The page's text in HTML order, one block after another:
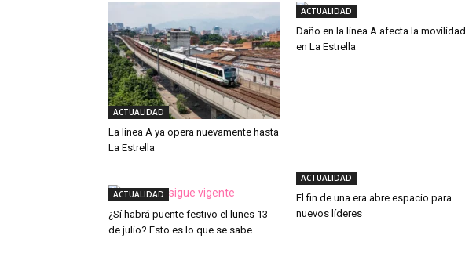
ACTUALIDAD
La línea A ya opera nuevamente hasta
La Estrella
ACTUALIDAD
Daño en la línea A afecta la movilidad
en La Estrella
ACTUALIDAD
¿Sí habrá puente festivo el lunes 13
de julio? Esto es lo que se sabe
ACTUALIDAD
El fin de una era abre espacio para
nuevos líderes